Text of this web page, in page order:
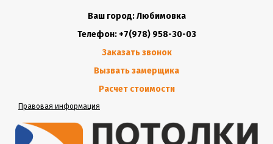
Ваш город: Любимовка
Телефон: +7(978) 958-30-03
Заказать звонок
Вызвать замерщика
Расчет стоимости
Правовая информация